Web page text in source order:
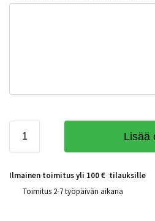
Lisää
Ilmainen toimitus yli 100 € tilauksille
Toimitus 2-7 työpäivän aikana